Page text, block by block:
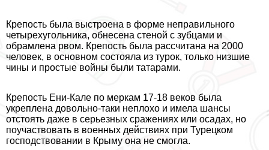
Крепость была выстроена в форме неправильного
четырехугольника, обнесена стеной с зубцами и
обрамлена рвом. Крепость была рассчитана на 2000
человек, в основном состояла из турок, только низшие
чины и простые войны были татарами.
Крепость Ени-Кале по меркам 17-18 веков была
укреплена довольно-таки неплохо и имела шансы
отстоять даже в серьезных сражениях или осадах, но
поучаствовать в военных действиях при Турецком
господствовании в Крыму она не смогла.